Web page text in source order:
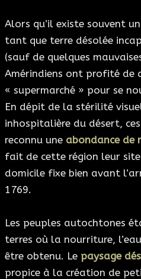
Alors qu’il existe souvent
tant que terre désolée
(sauf de quelques
Amérindiens ont profité de
« supermarché » pour se
En dépit de la stérilité
inhospitalière du désert,
reconnu une abondance de
fait de cette région leur
domicile fixe bien avant
1769.
Les peuples autochtones
terres où la nourriture,
être obtenu. Le paysage
propice à la création de